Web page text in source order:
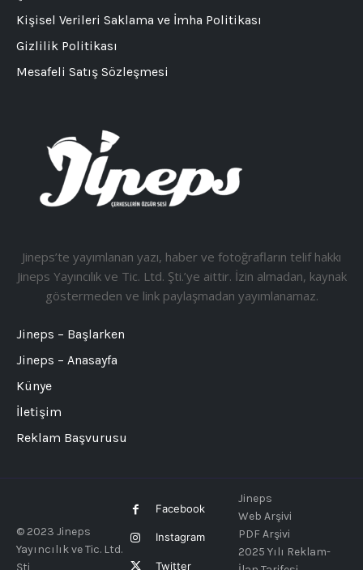
Jineps’te yayımlanan yazı, haber ve fotoğrafların telif hakkı
Jineps Yayıncılık ve Tic. Ltd. Şti.’ye aittir. İzin almadan, kaynak
göstermeden ve link paylaşmadan yayımlanamaz.
Jineps – Başlarken
Jineps – Anasayfa
Künye
İletişim
Reklam Başvurusu
Kişisel Verileri Saklama ve İmha Politikası
Gizlilik Politikası
Mesafeli Satış Sözleşmesi
© 2023 Jineps
Yayıncılık ve Tic. Ltd.
Şti
Facebook
Instagram
Twitter
Jineps
Web Arşivi
PDF Arşivi
2025 Yılı Reklam-